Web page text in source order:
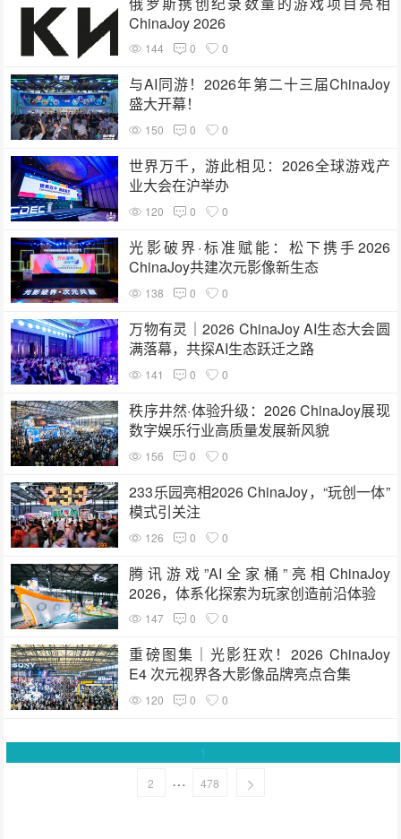
ChinaJoy 2026
144 0 0
与AI同游！2026年第二十三届ChinaJoy
盛大开幕！
150 0 0
世界万千，游此相见：2026全球游戏产
业大会在沪举办
120 0 0
光影破界·标准赋能：松下携手2026
ChinaJoy共建次元影像新生态
138 0 0
万物有灵｜2026 ChinaJoy AI生态大会圆
满落幕，共探AI生态跃迁之路
141 0 0
秩序井然·体验升级：2026 ChinaJoy展现
数字娱乐行业高质量发展新风貌
156 0 0
233乐园亮相2026 ChinaJoy，“玩创一体”
模式引关注
126 0 0
腾讯游戏”AI全家桶”亮相ChinaJoy
2026，体系化探索为玩家创造前沿体验
147 0 0
重磅图集｜光影狂欢！2026 ChinaJoy
E4 次元视界各大影像品牌亮点合集
120 0 0
2 … 478